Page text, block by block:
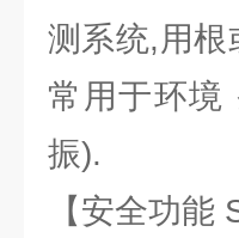
测系统,用根
常用于环境
振).
【安全功能